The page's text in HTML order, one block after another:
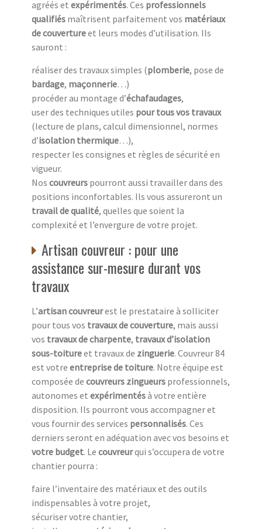
agréés et expérimentés. Ces professionnels
qualifiés maîtrisent parfaitement vos matériaux
de couvertureet leurs modes d’utilisation. Ils
sauront :
réaliser des travaux simples (plomberie, pose de
bardage, maçonnerie…)
procéder au montage d’échafaudages,
user des techniques utiles pour tous vos travaux
(lecture de plans, calcul dimensionnel, normes
d’isolation thermique…),
respecter les consignes et règles de sécurité en
vigueur.
Nos couvreurs pourront aussi travailler dans des
positions inconfortables. Ils vous assureront un
travail de qualité, quelles que soient la
complexité et l’envergure de votre projet.
Artisan couvreur : pour une
assistance sur-mesure durant vos
travaux
L’artisan couvreurest le prestataire à solliciter
pour tous vos travaux de couverture, mais aussi
vos travaux de charpente, travaux d’isolation
sous-toitureet travaux de zinguerie. Couvreur 84
est votre entreprise de toiture. Notre équipe est
composée de couvreurs zingueurs professionnels,
autonomes et expérimentésà votre entière
disposition. Ils pourront vous accompagner et
vous fournir des services personnalisés. Ces
derniers seront en adéquation avec vos besoins et
votre budget. Le couvreurqui s’occupera de votre
chantier pourra :
faire l’inventaire des matériaux et des outils
indispensables à votre projet,
sécuriser votre chantier,